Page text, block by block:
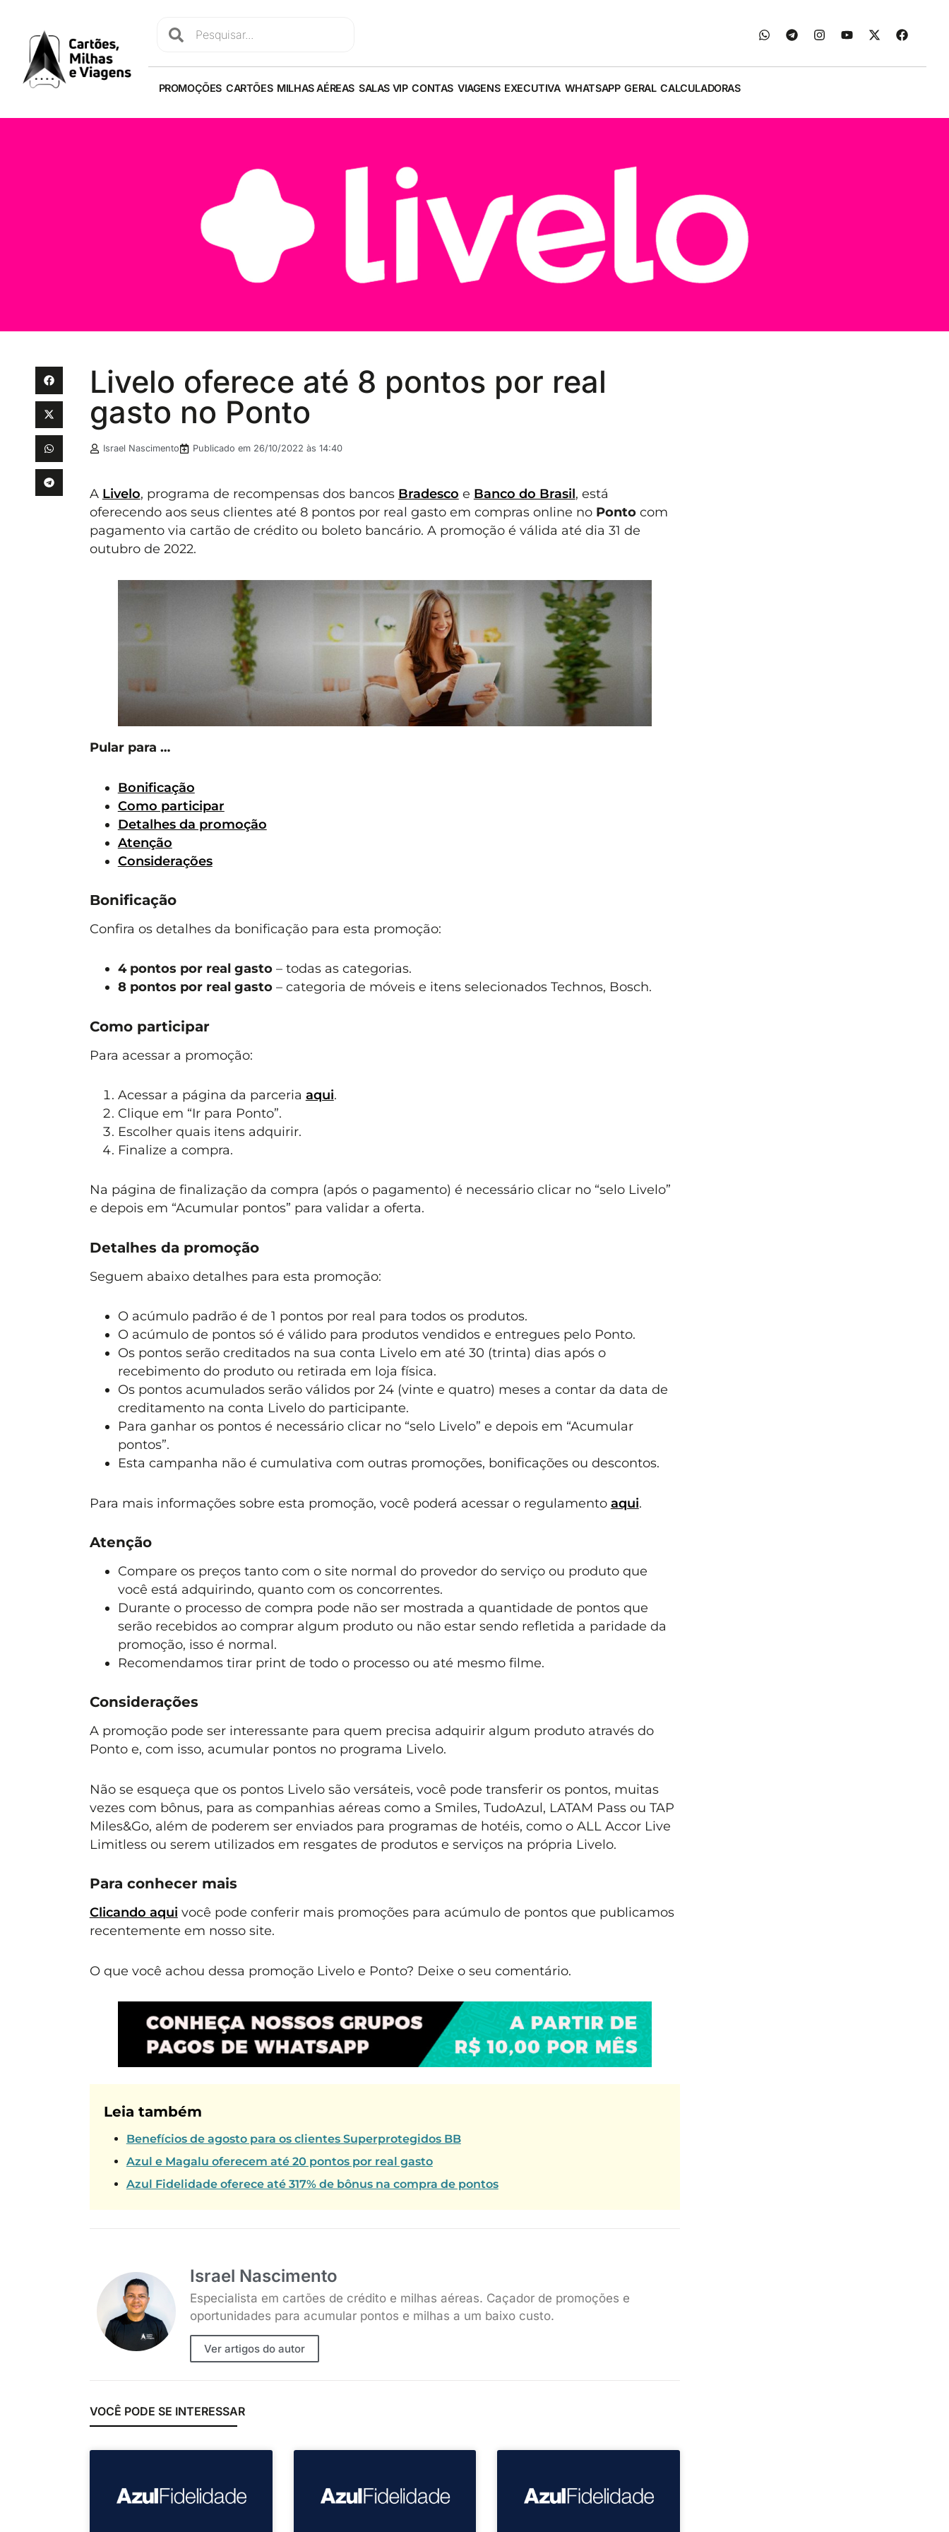
PROMOÇÕES CARTÕES MILHAS AÉREAS SALAS VIP CONTAS VIAGENS EXECUTIVA WHATSAPP GERAL CALCULADORAS
Livelo oferece até 8 pontos por real
gasto no Ponto
Israel Nascimento Publicado em 26/10/2022 às 14:40
A Livelo, programa de recompensas dos bancos Bradesco e Banco do Brasil, está
oferecendo aos seus clientes até 8 pontos por real gasto em compras online no Pontocom
pagamento via cartão de crédito ou boleto bancário. A promoção é válida até dia 31 de
outubro de 2022.
Pular para …
Bonificação
Como participar
Detalhes da promoção
Atenção
Considerações
Bonificação
Confira os detalhes da bonificação para esta promoção:
4 pontos por real gasto– todas as categorias.
8 pontos por real gasto– categoria de móveis e itens selecionados Technos, Bosch.
Como participar
Para acessar a promoção:
Acessar a página da parceria aqui.
Clique em “Ir para Ponto”.
Escolher quais itens adquirir.
Finalize a compra.
Na página de finalização da compra (após o pagamento) é necessário clicar no “selo Livelo”
e depois em “Acumular pontos” para validar a oferta.
Detalhes da promoção
Seguem abaixo detalhes para esta promoção:
O acúmulo padrão é de 1 pontos por real para todos os produtos.
O acúmulo de pontos só é válido para produtos vendidos e entregues pelo Ponto.
Os pontos serão creditados na sua conta Livelo em até 30 (trinta) dias após o
recebimento do produto ou retirada em loja física.
Os pontos acumulados serão válidos por 24 (vinte e quatro) meses a contar da data de
creditamento na conta Livelo do participante.
Para ganhar os pontos é necessário clicar no “selo Livelo” e depois em “Acumular
pontos”.
Esta campanha não é cumulativa com outras promoções, bonificações ou descontos.
Para mais informações sobre esta promoção, você poderá acessar o regulamento aqui.
Atenção
Compare os preços tanto com o site normal do provedor do serviço ou produto que
você está adquirindo, quanto com os concorrentes.
Durante o processo de compra pode não ser mostrada a quantidade de pontos que
serão recebidos ao comprar algum produto ou não estar sendo refletida a paridade da
promoção, isso é normal.
Recomendamos tirar print de todo o processo ou até mesmo filme.
Considerações
A promoção pode ser interessante para quem precisa adquirir algum produto através do
Ponto e, com isso, acumular pontos no programa Livelo.
Não se esqueça que os pontos Livelo são versáteis, você pode transferir os pontos, muitas
vezes com bônus, para as companhias aéreas como a Smiles, TudoAzul, LATAM Pass ou TAP
Miles&Go, além de poderem ser enviados para programas de hotéis, como o ALL Accor Live
Limitless ou serem utilizados em resgates de produtos e serviços na própria Livelo.
Para conhecer mais
Clicando aqui você pode conferir mais promoções para acúmulo de pontos que publicamos
recentemente em nosso site.
O que você achou dessa promoção Livelo e Ponto? Deixe o seu comentário.
Leia também
Benefícios de agosto para os clientes Superprotegidos BB
Azul e Magalu oferecem até 20 pontos por real gasto
Azul Fidelidade oferece até 317% de bônus na compra de pontos
Israel Nascimento
Especialista em cartões de crédito e milhas aéreas. Caçador de promoções e
oportunidades para acumular pontos e milhas a um baixo custo.
Ver artigos do autor
VOCÊ PODE SE INTERESSAR